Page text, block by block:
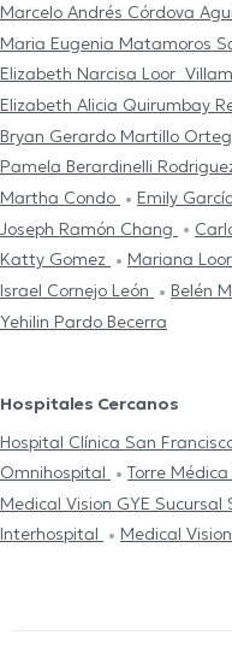
Marcelo Andrés Córdova
Maria Eugenia Matamoros
Elizabeth Narcisa Loor
Elizabeth Alicia Quirumbay
Bryan Gerardo Martillo
Pamela Berardinelli
Martha Condo
Emily
Joseph Ramón Chang
Katty Gomez
Mariana Loor
Israel Cornejo León
Belén
Yehilin Pardo Becerra
Hospitales Cercanos
Hospital Clínica San
Omnihospital
Torre
Medical Vision GYE Sucursal
Interhospital
Medical